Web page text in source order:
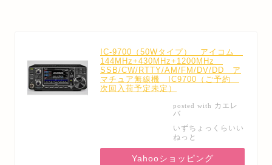
IC-9700（50Wタイプ） アイコム
144MHz+430MHz+1200MHz
SSB/CW/RTTY/AM/FM/DV/DD ア
マチュア無線機 IC9700（ご予約
次回入荷予定未定）
posted with カエレ
バ
いずちょっくらいい
ねっと
Yahooショッピング